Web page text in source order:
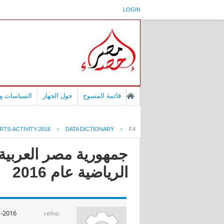
LOGIN
قائمة المسوح حول الجهاز السياسات
ACTIVITY-2016 › DATA DICTIONARY › F4
جمهورية مصر
الرياضية عام 2016
refno
2016